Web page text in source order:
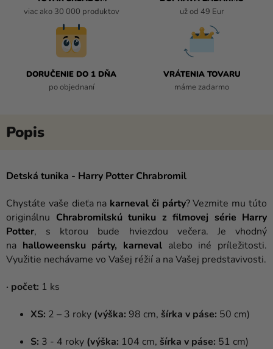
viac ako 30 000 produktov
už od 49 Eur
DORUČENIE DO 1 DŇA
po objednaní
VRÁTENIA TOVARU
máme zadarmo
Detská tunika - Harry Potter Chrabromil
Chystáte vaše dieťa na karneval či párty?Vezmite mu túto
originálnu Chrabromilskú tuniku z filmovej série Harry
Potter, s ktorou bude hviezdou večera. Je vhodný
na halloweensku párty, karneval alebo iné príležitosti.
Využitie nechávame vo Vašej réžií a na Vašej predstavivosti.
· počet: 1 ks
XS: 2 – 3 roky (výška: 98 cm, šírka v páse: 50 cm)
S: 3 - 4 roky (výška: 104 cm, šírka v páse: 51 cm)